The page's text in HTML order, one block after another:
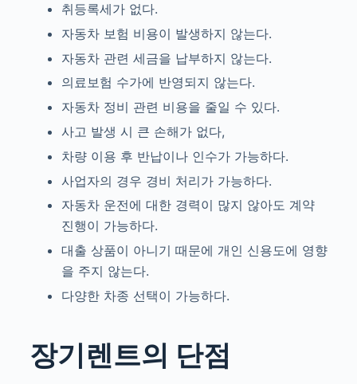
취등록세가 없다.
자동차 보험 비용이 발생하지 않는다.
자동차 관련 세금을 납부하지 않는다.
의료보험 수가에 반영되지 않는다.
자동차 정비 관련 비용을 줄일 수 있다.
사고 발생 시 큰 손해가 없다,
차량 이용 후 반납이나 인수가 가능하다.
사업자의 경우 경비 처리가 가능하다.
자동차 운전에 대한 경력이 많지 않아도 계약
진행이 가능하다.
대출 상품이 아니기 때문에 개인 신용도에 영향
을 주지 않는다.
다양한 차종 선택이 가능하다.
장기렌트의 단점